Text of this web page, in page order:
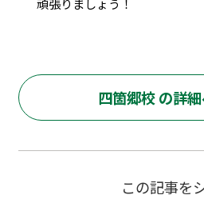
頑張りましょう！
四箇郷校 の詳
この記事を